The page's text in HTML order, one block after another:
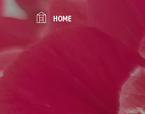
HOME